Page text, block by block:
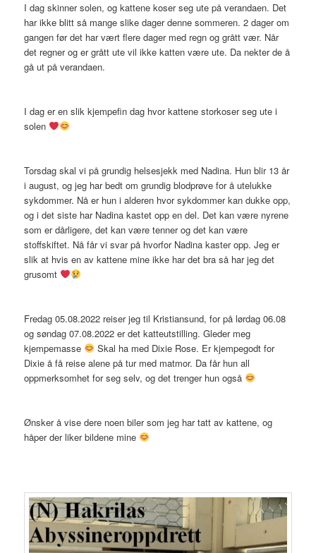
I dag skinner solen, og kattene koser seg ute på verandaen. Det
har ikke blitt så mange slike dager denne sommeren. 2 dager om
gangen før det har vært flere dager med regn og grått vær. Når
det regner og er grått ute vil ikke katten være ute. Da nekter de å
gå ut på verandaen.
I dag er en slik kjempefin dag hvor kattene storkoser seg ute i
solen
Torsdag skal vi på grundig helsesjekk med Nadina. Hun blir 13 år
i august, og jeg har bedt om grundig blodprøve for å utelukke
sykdommer. Nå er hun i alderen hvor sykdommer kan dukke opp,
og i det siste har Nadina kastet opp en del. Det kan være nyrene
som er dårligere, det kan være tenner og det kan være
stoffskiftet. Nå får vi svar på hvorfor Nadina kaster opp. Jeg er
slik at hvis en av kattene mine ikke har det bra så har jeg det
grusomt
Fredag 05.08.2022 reiser jeg til Kristiansund, for på lørdag 06.08
og søndag 07.08.2022 er det katteutstilling. Gleder meg
kjempemasse
Skal ha med Dixie Rose. Er kjempegodt for
Dixie å få reise alene på tur med matmor. Da får hun all
oppmerksomhet for seg selv, og det trenger hun også
Ønsker å vise dere noen biler som jeg har tatt av kattene, og
håper der liker bildene mine